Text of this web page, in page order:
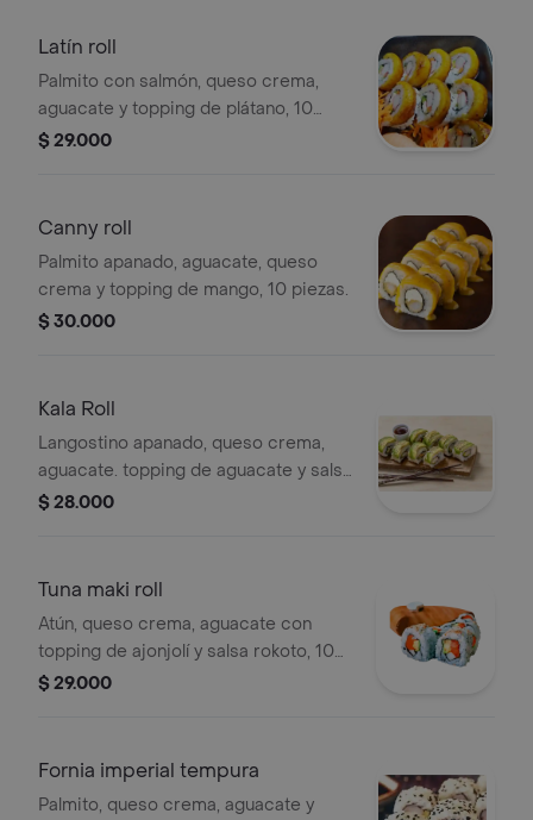
Latín roll
Palmito con salmón, queso crema,
aguacate y topping de plátano, 10
piezas.
$ 29.000
Canny roll
Palmito apanado, aguacate, queso
crema y topping de mango, 10 piezas.
$ 30.000
Kala Roll
Langostino apanado, queso crema,
aguacate. topping de aguacate y salsa
rokoto, 10 piezas.
$ 28.000
Tuna maki roll
Atún, queso crema, aguacate con
topping de ajonjolí y salsa rokoto, 10
piezas.
$ 29.000
Fornia imperial tempura
Palmito, queso crema, aguacate y